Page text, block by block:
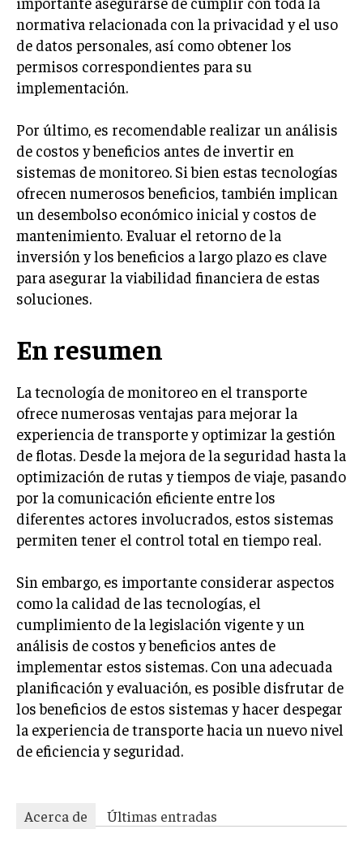
normativa relacionada con la privacidad y el uso
de datos personales, así como obtener los
permisos correspondientes para su
implementación.
Por último, es recomendable realizar un análisis
de costos y beneficios antes de invertir en
sistemas de monitoreo. Si bien estas tecnologías
ofrecen numerosos beneficios, también implican
un desembolso económico inicial y costos de
mantenimiento. Evaluar el retorno de la
inversión y los beneficios a largo plazo es clave
para asegurar la viabilidad financiera de estas
soluciones.
En resumen
La tecnología de monitoreo en el transporte
ofrece numerosas ventajas para mejorar la
experiencia de transporte y optimizar la gestión
de flotas. Desde la mejora de la seguridad hasta la
optimización de rutas y tiempos de viaje, pasando
por la comunicación eficiente entre los
diferentes actores involucrados, estos sistemas
permiten tener el control total en tiempo real.
Sin embargo, es importante considerar aspectos
como la calidad de las tecnologías, el
cumplimiento de la legislación vigente y un
análisis de costos y beneficios antes de
implementar estos sistemas. Con una adecuada
planificación y evaluación, es posible disfrutar de
los beneficios de estos sistemas y hacer despegar
la experiencia de transporte hacia un nuevo nivel
de eficiencia y seguridad.
Acerca de
Últimas entradas